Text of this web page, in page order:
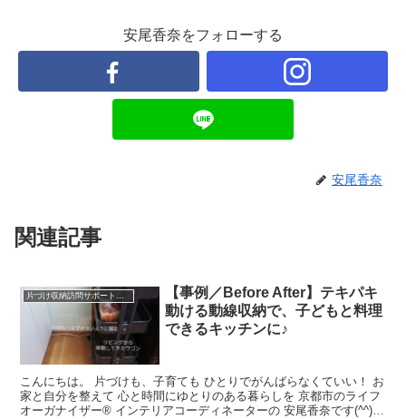
安尾香奈をフォローする
安尾香奈
関連記事
【事例／Before After】テキパキ
動ける動線収納で、子どもと料理
できるキッチンに♪
こんにちは。 片づけも、子育ても ひとりでがんばらなくていい！ お
家と自分を整えて 心と時間にゆとりのある暮らしを 京都市のライフ
オーガナイザー® インテリアコーディネーターの 安尾香奈です(^^)/